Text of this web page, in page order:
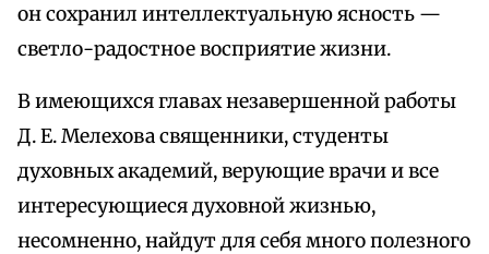
он сохранил интеллектуальную ясность —
светло-радостное восприятие жизни.
В имеющихся главах незавершенной работы
Д. Е. Мелехова священники, студенты
духовных академий, верующие врачи и все
интересующиеся духовной жизнью,
несомненно, найдут для себя много полезного